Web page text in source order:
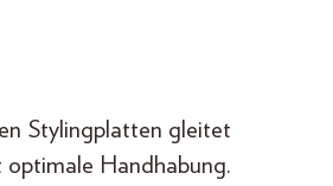
Stylingplatten gleitet
optimale Handhabung.